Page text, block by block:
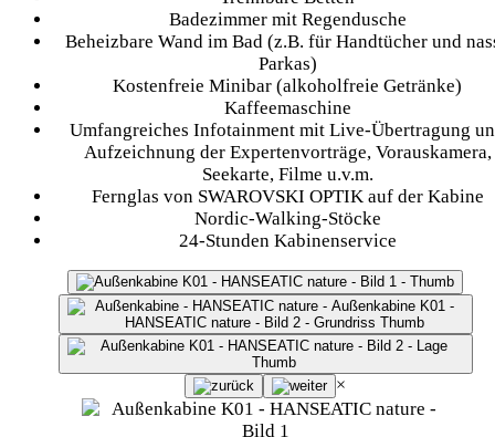
Badezimmer mit Regendusche
Beheizbare Wand im Bad (z.B. für Handtücher und
Parkas)
Kostenfreie Minibar (alkoholfreie Getränke)
Kaffeemaschine
Umfangreiches Infotainment mit Live-Übertragung
Aufzeichnung der Expertenvorträge, Vorauskamera,
Seekarte, Filme u.v.m.
Fernglas von SWAROVSKI OPTIK auf der Kabine
Nordic-Walking-Stöcke
24-Stunden Kabinenservice
×